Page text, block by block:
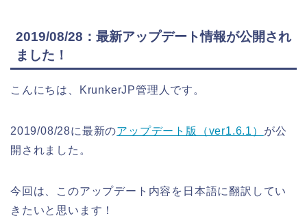
2019/08/28：最新アップデート情報が公開され
ました！
こんにちは、KrunkerJP管理人です。
2019/08/28に最新のアップデート版（ver1.6.1） が公
開されました。
今回は、このアップデート内容を日本語に翻訳してい
きたいと思います！